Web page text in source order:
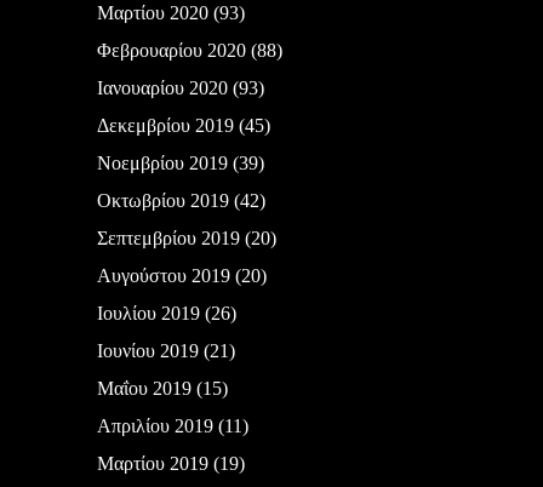
Μαρτίου 2020(93)
Φεβρουαρίου 2020(88)
Ιανουαρίου 2020(93)
Δεκεμβρίου 2019(45)
Νοεμβρίου 2019(39)
Οκτωβρίου 2019(42)
Σεπτεμβρίου 2019(20)
Αυγούστου 2019(20)
Ιουλίου 2019(26)
Ιουνίου 2019(21)
Μαΐου 2019(15)
Απριλίου 2019(11)
Μαρτίου 2019(19)